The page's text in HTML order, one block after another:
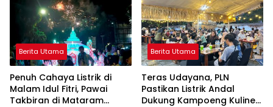
Berita Utama
Penuh Cahaya Listrik di
Malam Idul Fitri, Pawai
Takbiran di Mataram
Berita Utama
Teras Udayana, PLN
Pastikan Listrik Andal
Dukung Kampoeng Kuliner